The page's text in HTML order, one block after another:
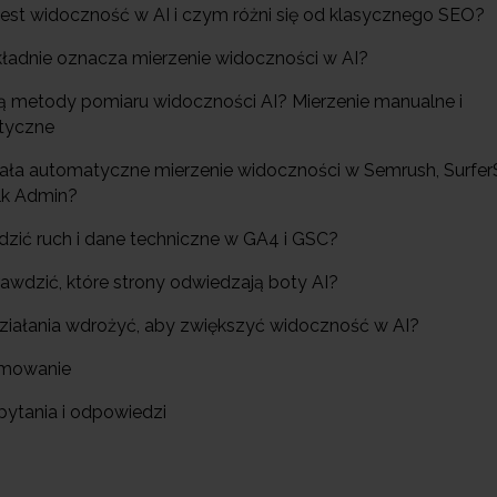
widoczność w AI i czym różni się od klasycznego SEO?
oznacza mierzenie widoczności w AI?
metody pomiaru widoczności AI? Mierzenie manualne i
automatyczne mierzenie widoczności w Semrush,
Admin?
ruch i dane techniczne w GA4 i GSC?
które strony odwiedzają boty AI?
wdrożyć, aby zwiększyć widoczność w AI?
i odpowiedzi